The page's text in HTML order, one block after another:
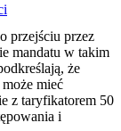
przejściu przez
mandatu w takim
że
mieć
z taryfikatorem 50
i